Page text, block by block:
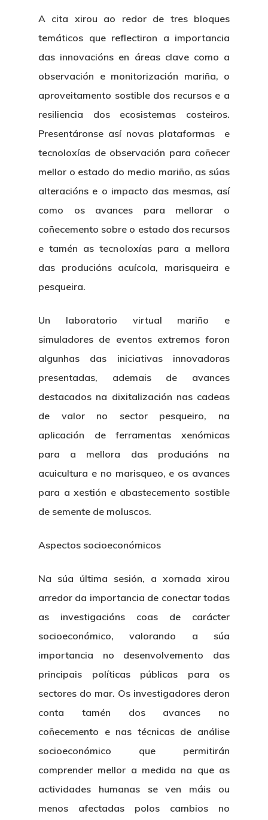
A cita xirou ao redor de tres bloques
temáticos que reflectiron a importancia
das innovacións en áreas clave como a
observación e monitorización mariña, o
aproveitamento sostible dos recursos e a
resiliencia dos ecosistemas costeiros.
Presentáronse así novas plataformas e
tecnoloxías de observación para coñecer
mellor o estado do medio mariño, as súas
alteracións e o impacto das mesmas, así
como os avances para mellorar o
coñecemento sobre o estado dos recursos
e tamén as tecnoloxías para a mellora
das producións acuícola, marisqueira e
pesqueira.
Un laboratorio virtual mariño e
simuladores de eventos extremos foron
algunhas das iniciativas innovadoras
presentadas, ademais de avances
destacados na dixitalización nas cadeas
de valor no sector pesqueiro, na
aplicación de ferramentas xenómicas
para a mellora das producións na
acuicultura e no marisqueo, e os avances
para a xestión e abastecemento sostible
de semente de moluscos.
Aspectos socioeconómicos
Na súa última sesión, a xornada xirou
arredor da importancia de conectar todas
as investigacións coas de carácter
socioeconómico, valorando a súa
importancia no desenvolvemento das
principais políticas públicas para os
sectores do mar. Os investigadores deron
conta tamén dos avances no
coñecemento e nas técnicas de análise
socioeconómico que permitirán
comprender mellor a medida na que as
actividades humanas se ven máis ou
menos afectadas polos cambios no
Logo CETMAR
Boletín De Novas
Licitacións
Goberno
Plan De Igualdade